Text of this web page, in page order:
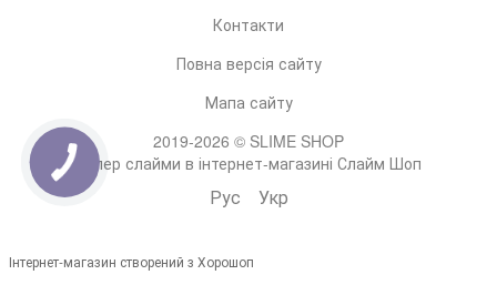
Контакти
Повна версія сайту
Мапа сайту
2019-2026 © SLIME SHOP
Супер слайми в інтернет-магазині Слайм Шоп
Рус Укр
Інтернет-магазин створений з Хорошоп